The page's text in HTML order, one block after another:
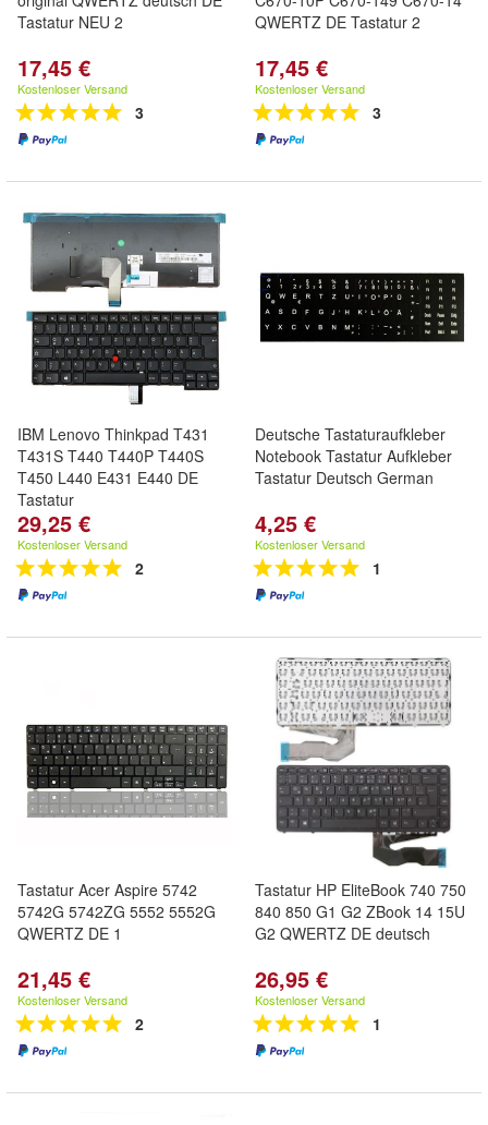
Tastatur NEU 2
17,45 €
Kostenloser Versand
3
QWERTZ DE Tastatur 2
17,45 €
Kostenloser Versand
3
IBM Lenovo Thinkpad T431
T431S T440 T440P T440S
T450 L440 E431 E440 DE
Tastatur
29,25 €
Kostenloser Versand
2
Deutsche Tastaturaufkleber
Notebook Tastatur Aufkleber
Tastatur Deutsch German
4,25 €
Kostenloser Versand
1
Tastatur Acer Aspire 5742
5742G 5742ZG 5552 5552G
QWERTZ DE 1
21,45 €
Kostenloser Versand
2
Tastatur HP EliteBook 740 750
840 850 G1 G2 ZBook 14 15U
G2 QWERTZ DE deutsch
26,95 €
Kostenloser Versand
1